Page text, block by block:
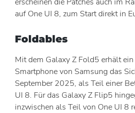
auf One UI 8, zum Start direkt in
Foldables
Mit dem Galaxy Z Fold5 erhält
Smartphone von Samsung das
September 2025, als Teil einer
UI 8. Für das Galaxy Z Flip5
inzwischen als Teil von One UI 8